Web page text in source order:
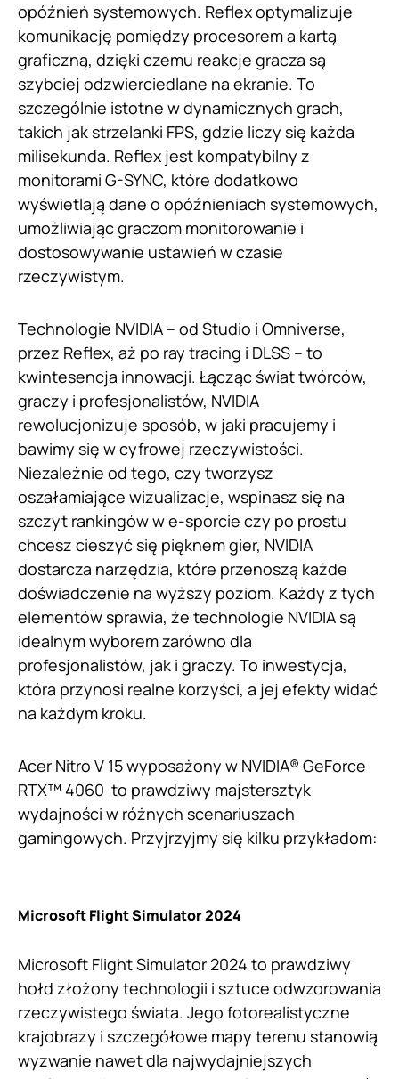
opóźnień systemowych. Reflex optymalizuje
komunikację pomiędzy procesorem a kartą
graficzną, dzięki czemu reakcje gracza są
szybciej odzwierciedlane na ekranie. To
szczególnie istotne w dynamicznych grach,
takich jak strzelanki FPS, gdzie liczy się każda
milisekunda. Reflex jest kompatybilny z
monitorami G-SYNC, które dodatkowo
wyświetlają dane o opóźnieniach systemowych,
umożliwiając graczom monitorowanie i
dostosowywanie ustawień w czasie
rzeczywistym.
Technologie NVIDIA – od Studio i Omniverse,
przez Reflex, aż po ray tracing i DLSS – to
kwintesencja innowacji. Łącząc świat twórców,
graczy i profesjonalistów, NVIDIA
rewolucjonizuje sposób, w jaki pracujemy i
bawimy się w cyfrowej rzeczywistości.
Niezależnie od tego, czy tworzysz
oszałamiające wizualizacje, wspinasz się na
szczyt rankingów w e-sporcie czy po prostu
chcesz cieszyć się pięknem gier, NVIDIA
dostarcza narzędzia, które przenoszą każde
doświadczenie na wyższy poziom. Każdy z tych
elementów sprawia, że technologie NVIDIA są
idealnym wyborem zarówno dla
profesjonalistów, jak i graczy. To inwestycja,
która przynosi realne korzyści, a jej efekty widać
na każdym kroku.
Acer Nitro V 15 wyposażony w NVIDIA® GeForce
RTX™ 4060 to prawdziwy majstersztyk
wydajności w różnych scenariuszach
gamingowych. Przyjrzyjmy się kilku przykładom:
Microsoft Flight Simulator 2024
Microsoft Flight Simulator 2024 to prawdziwy
hołd złożony technologii i sztuce odwzorowania
rzeczywistego świata. Jego fotorealistyczne
krajobrazy i szczegółowe mapy terenu stanowią
wyzwanie nawet dla najwydajniejszych